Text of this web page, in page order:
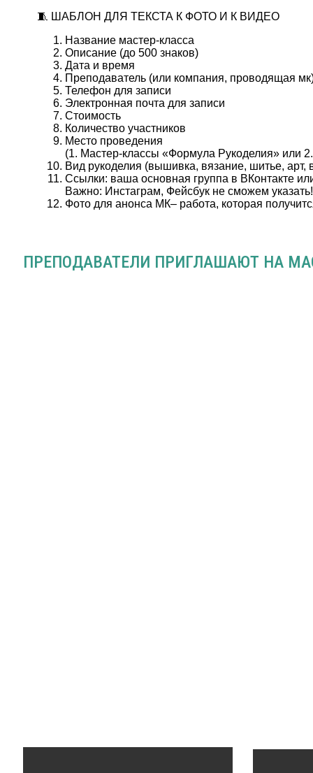
🧵 ШАБЛОН ДЛЯ ТЕКСТА К ФОТО И К ВИДЕО
Название мастер-класса
Описание (до 500 знаков)
Дата и время
Преподаватель (или компания, проводящая
Телефон для записи
Электронная почта для записи
Стоимость
Количество участников
Место проведения
(1. Мастер-классы «Формула Рукоделия» или
Вид рукоделия (вышивка, вязание, шитье,
Ссылки: ваша основная группа в ВКонтакте
Важно: Инстаграм, Фейсбук не сможем
Фото для анонса МК– работа, которая
ПРЕПОДАВАТЕЛИ ПРИГЛАШАЮТ НА